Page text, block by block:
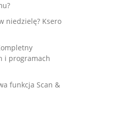
niedzielę? Ksero
i programach
funkcja Scan &